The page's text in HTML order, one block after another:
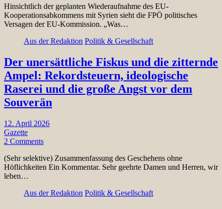
Hinsichtlich der geplanten Wiederaufnahme des EU-
Kooperationsabkommens mit Syrien sieht die FPÖ politisches
Versagen der EU-Kommission. „Was…
Aus der Redaktion Politik & Gesellschaft
Der unersättliche Fiskus und die zitternde
Ampel: Rekordsteuern, ideologische
Raserei und die große Angst vor dem
Souverän
12. April 2026
Gazette
2 Comments
(Sehr selektive) Zusammenfassung des Geschehens ohne
Höflichkeiten Ein Kommentar. Sehr geehrte Damen und Herren, wir
leben…
Aus der Redaktion Politik & Gesellschaft